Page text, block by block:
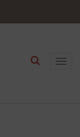
T
Toggle